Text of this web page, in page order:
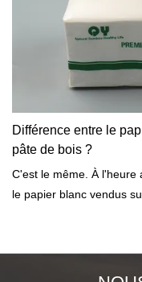
Différence entre le
pâte de bois ?
C'est le même. À l'heure
le papier blanc vendus